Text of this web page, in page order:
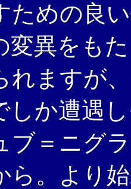
ための良
変異をも
れますが
しか遭遇
ブ＝ニグ
ら。より